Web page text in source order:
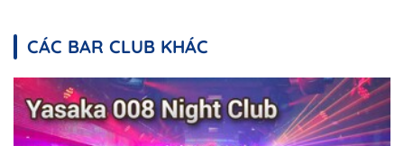
CÁC BAR CLUB KHÁC